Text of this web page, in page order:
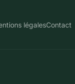
légalesContact